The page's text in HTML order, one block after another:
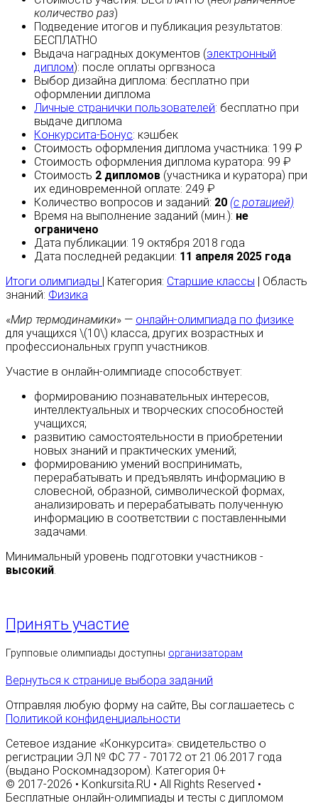
количество раз)
Подведение итогов и публикация результатов:
БЕСПЛАТНО
Выдача наградных документов (электронный
диплом): после оплаты оргвзноса
Выбор дизайна диплома: бесплатно при
оформлении диплома
Личные странички пользователей: бесплатно при
выдаче диплома
Конкурсита-Бонус: кэшбек
Стоимость оформления диплома участника: 199 ₽
Стоимость оформления диплома куратора: 99 ₽
Стоимость 2 дипломов (участника и куратора) при
их единовременной оплате: 249 ₽
Количество вопросов и заданий: 20 (с ротацией)
Время на выполнение заданий (мин.): не
ограничено
Дата публикации: 19 октября 2018 года
Дата последней редакции: 11 апреля 2025 года
Итоги олимпиады
| Категория: Старшие классы | Область
знаний: Физика
«Мир термодинамики» — онлайн-олимпиада по физике
для учащихся \(10\) класса, других возрастных и
профессиональных групп участников.
Участие в онлайн-олимпиаде способствует:
формированию познавательных интересов,
интеллектуальных и творческих способностей
учащихся;
развитию самостоятельности в приобретении
новых знаний и практических умений;
формированию умений воспринимать,
перерабатывать и предъявлять информацию в
словесной, образной, символической формах,
анализировать и перерабатывать полученную
информацию в соответствии с поставленными
задачами.
Минимальный уровень подготовки участников -
высокий.
Принять участие
Групповые олимпиады доступны организаторам
Вернуться к странице выбора заданий
Отправляя любую форму на сайте, Вы соглашаетесь с
Политикой конфиденциальности
Сетевое издание «Конкурсита»: свидетельство о
регистрации ЭЛ № ФС 77 - 70172 от 21.06.2017 года
(выдано Роскомнадзором). Категория 0+
© 2017-2026 • Konkursita.RU • All Rights Reserved •
Бесплатные онлайн-олимпиады и тесты с дипломом